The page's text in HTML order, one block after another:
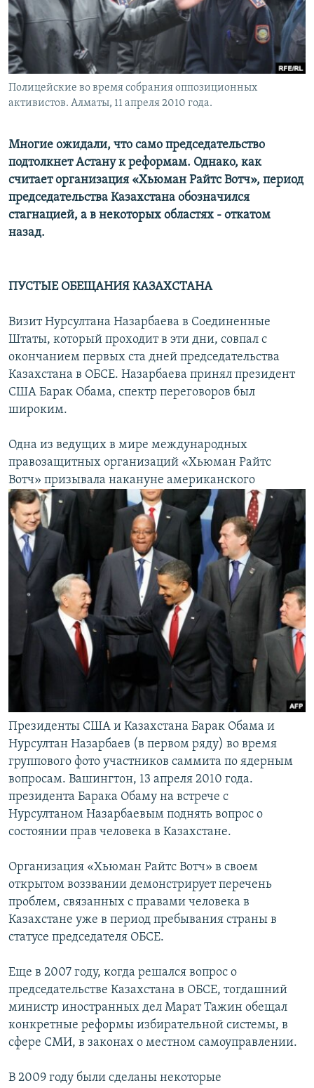
Полицейские во время собрания оппозиционных
активистов. Алматы, 11 апреля 2010 года.
Многие ожидали, что само председательство
подтолкнет Астану к реформам. Однако, как
считает организация «Хьюман Райтс Вотч», период
председательства Казахстана обозначился
стагнацией, а в некоторых областях - откатом
назад.
ПУСТЫЕ ОБЕЩАНИЯ КАЗАХСТАНА
Визит Нурсултана Назарбаева в Соединенные
Штаты, который проходит в эти дни, совпал с
окончанием первых ста дней председательства
Казахстана в ОБСЕ. Назарбаева принял президент
США Барак Обама, спектр переговоров был
широким.
Одна из ведущих в мире международных
правозащитных организаций «Хьюман Райтс
Вотч» призывала накануне американского
Президенты США и Казахстана Барак Обама и
Нурсултан Назарбаев (в первом ряду) во время
группового фото участников саммита по ядерным
вопросам. Вашингтон, 13 апреля 2010 года.
президента Барака Обаму на встрече с
Нурсултаном Назарбаевым поднять вопрос о
состоянии прав человека в Казахстане.
Организация «Хьюман Райтс Вотч» в своем
открытом воззвании демонстрирует перечень
проблем, связанных с правами человека в
Казахстане уже в период пребывания страны в
статусе председателя ОБСЕ.
Еще в 2007 году, когда решался вопрос о
председательстве Казахстана в ОБСЕ, тогдашний
министр иностранных дел Марат Тажин обещал
конкретные реформы избирательной системы, в
сфере СМИ, в законах о местном самоуправлении.
В 2009 году были сделаны некоторые